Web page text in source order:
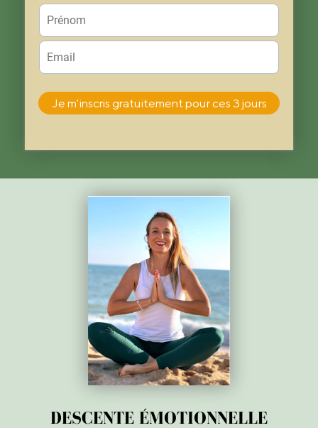
Je m'inscris gratuitement pour ces 3 jours
DESCENTE ÉMOTIONNELLE